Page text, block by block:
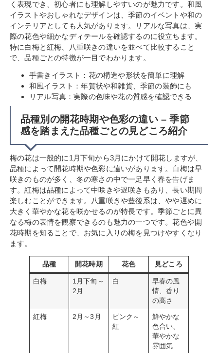
く表現でき、初心者にも理解しやすいのが魅力です。和風
イラストやおしゃれなデザインは、季節のイベントや和の
インテリアとしても人気があります。リアルな写真は、実
際の花色や細かなディテールを確認するのに役立ちます。
特に白梅と紅梅、八重咲きの違いを並べて比較すること
で、品種ごとの特徴が一目でわかります。
手書きイラスト：花の構造や形状を簡単に理解
和風イラスト：年賀状や和雑貨、季節の装飾にも
リアル写真：実際の色味や花の質感を確認できる
品種別の開花時期や色彩の違い – 季節
感を踏まえた品種ごとの見どころ紹介
梅の花は一般的に1月下旬から3月にかけて開花しますが、
品種によって開花時期や色彩に違いがあります。白梅は早
咲きのものが多く、冬の寒さの中で一足早く春を告げま
す。紅梅は品種によって中咲きや遅咲きもあり、長い期間
楽しむことができます。八重咲きや豊後系は、やや遅めに
大きく華やかな花を咲かせるのが特長です。季節ごとに異
なる梅の表情を観察できるのも魅力の一つです。花色や開
花時期を知ることで、お気に入りの梅を見つけやすくなり
ます。
品種 開花時期 花色 見どころ
白梅
1月下旬～
2月
白
早春の風
情、香り
の高さ
紅梅 2月～3月
ピンク～
紅
鮮やかな
色合い、
華やかな
雰囲気